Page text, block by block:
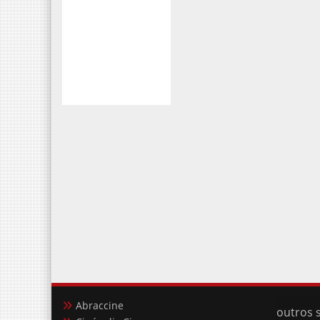
Abraccine
outros